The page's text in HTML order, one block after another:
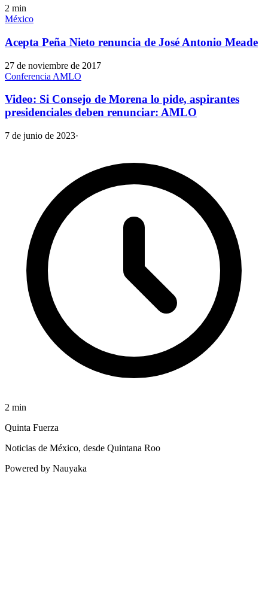
2 min
México
Acepta Peña Nieto renuncia de José Antonio Meade
27 de noviembre de 2017
Conferencia AMLO
Video: Si Consejo de Morena lo pide, aspirantes
presidenciales deben renunciar: AMLO
7 de junio de 2023·
2 min
Quinta Fuerza
Noticias de México, desde Quintana Roo
Powered by Nauyaka